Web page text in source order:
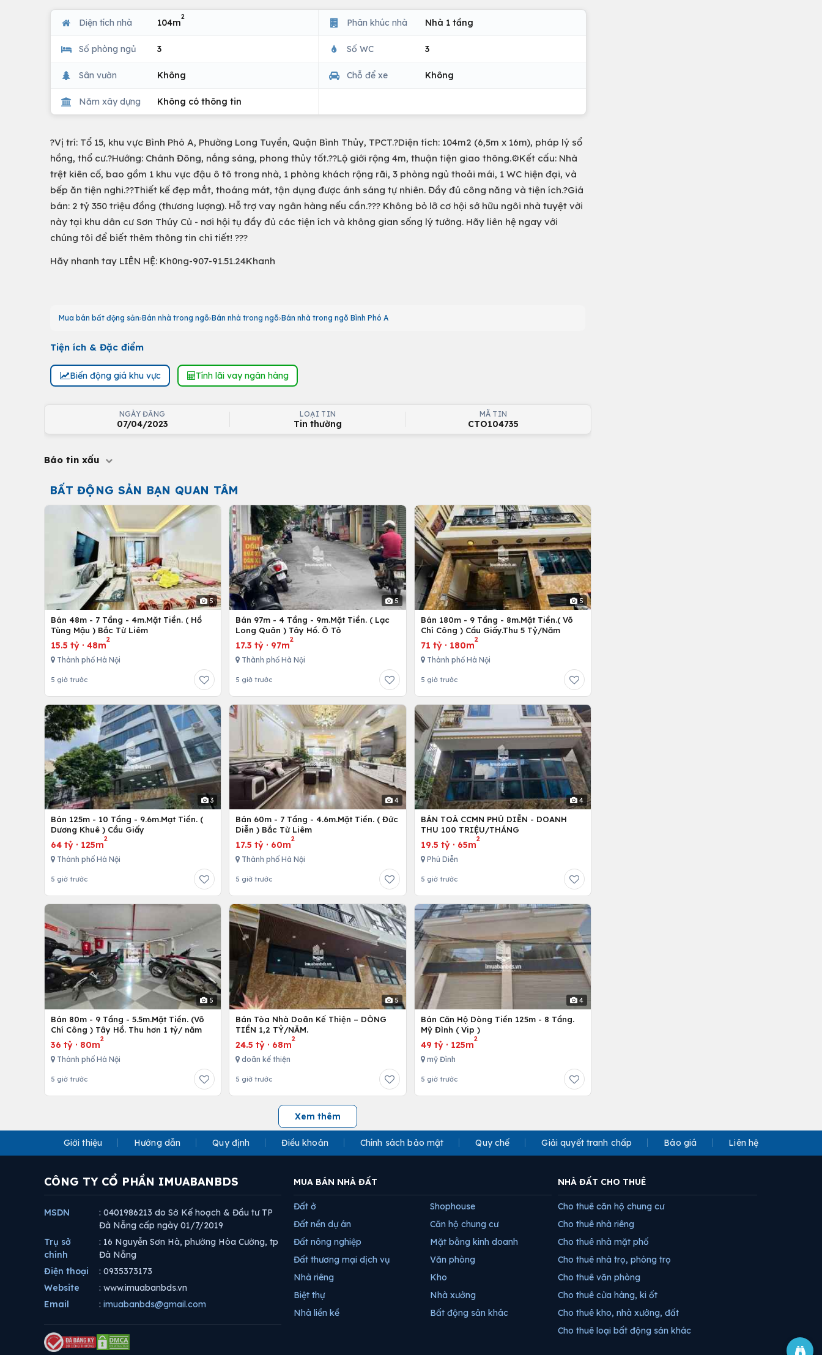
Diện tích nhà 104m
2
Phân khúc nhà Nhà 1 tầng
Số phòng ngủ 3 Số WC 3
Sân vườn Không Chỗ để xe Không
Năm xây dựng Không có thông tin
?Vị trí: Tổ 15, khu vực Bình Phó A, Phường Long Tuyền, Quận Bình Thủy, TPCT.?Diện tích: 104m2 (6,5m x 16m), pháp lý sổ
hồng, thổ cư.?Hướng: Chánh Đông, nắng sáng, phong thủy tốt.??Lộ giới rộng 4m, thuận tiện giao thông.⚙️Kết cấu: Nhà
trệt kiên cố, bao gồm 1 khu vực đậu ô tô trong nhà, 1 phòng khách rộng rãi, 3 phòng ngủ thoải mái, 1 WC hiện đại, và
bếp ăn tiện nghi.??Thiết kế đẹp mắt, thoáng mát, tận dụng được ánh sáng tự nhiên. Đầy đủ công năng và tiện ích.?Giá
bán: 2 tỷ 350 triệu đồng (thương lượng). Hỗ trợ vay ngân hàng nếu cần.??? Không bỏ lỡ cơ hội sở hữu ngôi nhà tuyệt vời
này tại khu dân cư Sơn Thủy Củ - nơi hội tụ đầy đủ các tiện ích và không gian sống lý tưởng. Hãy liên hệ ngay với
chúng tôi để biết thêm thông tin chi tiết! ???
Hãy nhanh tay LIÊN HỆ: Kh0ng-907-91.51.24Khanh
Mua bán bất động sản Bán nhà trong ngõ Bán nhà trong ngõ Bán nhà trong ngõ Bình Phó A
Tiện ích & Đặc điểm
Biến động giá khu vực Tính lãi vay ngân hàng
NGÀY ĐĂNG
07/04/2023
LOẠI TIN
Tin thường
MÃ TIN
CTO104735
Báo tin xấu
BẤT ĐỘNG SẢN BẠN QUAN TÂM
5
Bán 48m - 7 Tầng - 4m.Mặt Tiền. ( Hồ
Tùng Mậu ) Bắc Từ Liêm
15.5 tỷ · 48m
2
Thành phố Hà Nội
5 giờ trước
5
Bán 97m - 4 Tầng - 9m.Mặt Tiền. ( Lạc
Long Quân ) Tây Hồ. Ô Tô
17.3 tỷ · 97m
2
Thành phố Hà Nội
5 giờ trước
5
Bán 180m - 9 Tầng - 8m.Mặt Tiền.( Võ
Chí Công ) Cầu Giấy.Thu 5 Tỷ/Năm
71 tỷ· 180m
2
Thành phố Hà Nội
5 giờ trước
3
Bán 125m - 10 Tầng - 9.6m.Mạt Tiền. (
Dương Khuê ) Cầu Giấy
64 tỷ · 125m
2
Thành phố Hà Nội
5 giờ trước
4
Bán 60m - 7 Tầng - 4.6m.Mặt Tiền. ( Đức
Diễn ) Bắc Từ Liêm
17.5 tỷ · 60m
2
Thành phố Hà Nội
5 giờ trước
4
BÁN TOÀ CCMN PHÚ DIỄN - DOANH
THU 100 TRIỆU/THÁNG
19.5 tỷ· 65m
2
Phú Diễn
5 giờ trước
5
Bán 80m - 9 Tầng - 5.5m.Mặt Tiền. (Võ
Chí Công ) Tây Hồ. Thu hơn 1 tỷ/ năm
36 tỷ · 80m
2
Thành phố Hà Nội
5 giờ trước
5
Bán Tòa Nhà Doãn Kế Thiện – DÒNG
TIỀN 1,2 TỶ/NĂM.
24.5 tỷ · 68m
2
doãn kế thiện
5 giờ trước
4
Bán Căn Hộ Dòng Tiền 125m - 8 Tầng.
Mỹ Đình ( Vip )
49 tỷ· 125m
2
mỹ Đình
5 giờ trước
Xem thêm
Giới thiệu Hướng dẫn Quy định Điều khoản Chính sách bảo mật Quy chế Giải quyết tranh chấp Báo giá Liên hệ
CÔNG TY CỔ PHẦN IMUABANBDS
MSDN
: 0401986213 do Sở Kế hoạch & Đầu tư TP
Đà Nẵng cấp ngày 01/7/2019
Trụ sở
chính
: 16 Nguyễn Sơn Hà, phường Hòa Cường, tp
Đà Nẵng
Điện thoại
: 0935373173
Website
: www.imuabanbds.vn
Email
: imuabanbds@gmail.com
MUA BÁN NHÀ ĐẤT
Đất ở
Đất nền dự án
Đất nông nghiệp
Đất thương mại dịch vụ
Nhà riêng
Biệt thự
Nhà liền kề
Shophouse
Căn hộ chung cư
Mặt bằng kinh doanh
Văn phòng
Kho
Nhà xưởng
Bất động sản khác
NHÀ ĐẤT CHO THUÊ
Cho thuê căn hộ chung cư
Cho thuê nhà riêng
Cho thuê nhà mặt phố
Cho thuê nhà trọ, phòng trọ
Cho thuê văn phòng
Cho thuê cửa hàng, ki ốt
Cho thuê kho, nhà xưởng, đất
Cho thuê loại bất động sản khác